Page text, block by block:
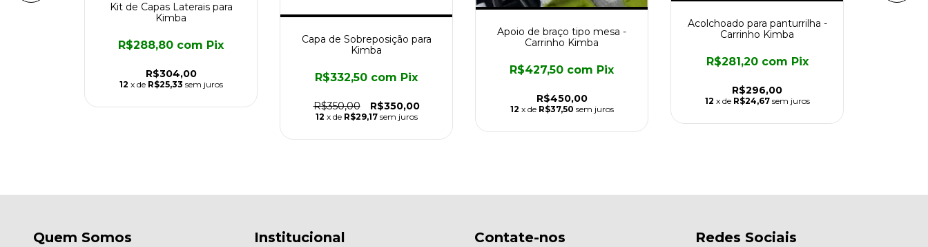
Kit de Capas Laterais para
Kimba
R$304,00
R$288,80 com Pix
12 x de R$25,33 sem juros
Capa de Sobreposição para
Kimba
R$350,00 R$350,00
R$332,50 com Pix
12 x de R$29,17 sem juros
Apoio de braço tipo mesa -
Carrinho Kimba
R$450,00
R$427,50 com Pix
12 x de R$37,50 sem juros
Acolchoado para panturrilha -
Carrinho Kimba
R$296,00
R$281,20 com Pix
12 x de R$24,67 sem juros
Quem Somos Institucional Contate-nos Redes Sociais